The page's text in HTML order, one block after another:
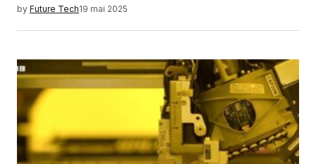
by Future Tech19 mai 2025